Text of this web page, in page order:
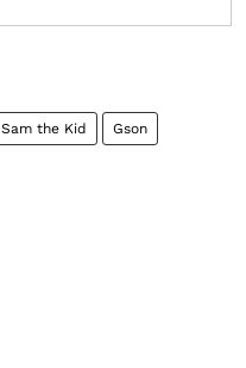
Sam the Kid Gson